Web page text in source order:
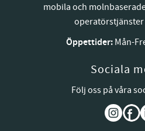
mobila och
Öppettider:Mån-
Sociala
Följ oss på våra